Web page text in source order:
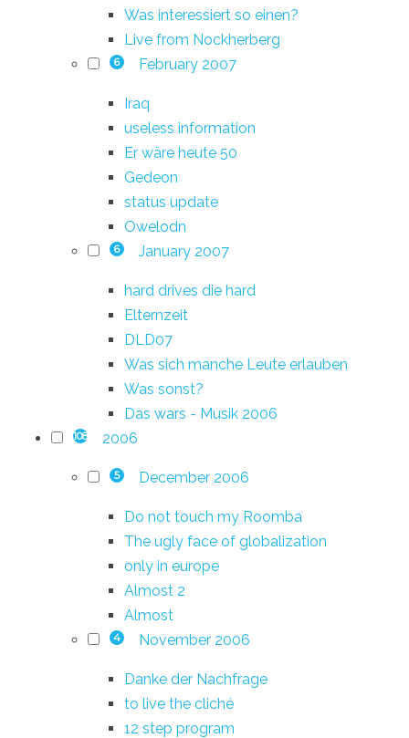
Was interessiert so einen?
Live from Nockherberg
6 February 2007
Iraq
useless information
Er wäre heute 50
Gedeon
status update
Owelodn
6 January 2007
hard drives die hard
Elternzeit
DLD07
Was sich manche Leute erlauben
Was sonst?
Das wars - Musik 2006
108 2006
5 December 2006
Do not touch my Roomba
The ugly face of globalization
only in europe
Almost 2
Almost
4 November 2006
Danke der Nachfrage
to live the cliché
12 step program